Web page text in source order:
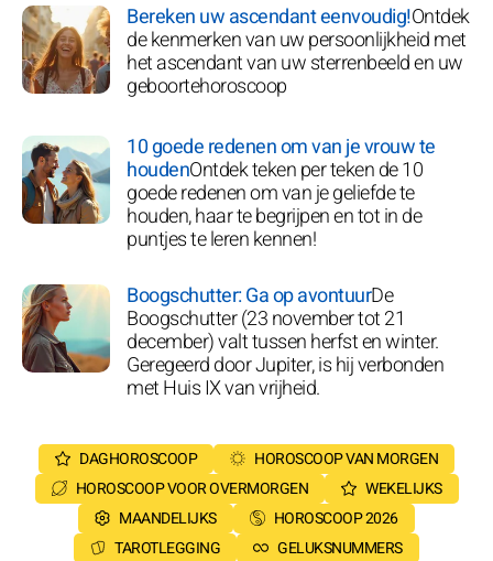
Bereken uw ascendant eenvoudig!Ontdek
de kenmerken van uw persoonlijkheid met
het ascendant van uw sterrenbeeld en uw
geboortehoroscoop
10 goede redenen om van je vrouw te
houdenOntdek teken per teken de 10
goede redenen om van je geliefde te
houden, haar te begrijpen en tot in de
puntjes te leren kennen!
Boogschutter: Ga op avontuurDe
Boogschutter (23 november tot 21
december) valt tussen herfst en winter.
Geregeerd door Jupiter, is hij verbonden
met Huis IX van vrijheid.
DAGHOROSCOOP
HOROSCOOP VAN MORGEN
HOROSCOOP VOOR OVERMORGEN
WEKELIJKS
MAANDELIJKS
HOROSCOOP 2026
TAROTLEGGING
GELUKSNUMMERS